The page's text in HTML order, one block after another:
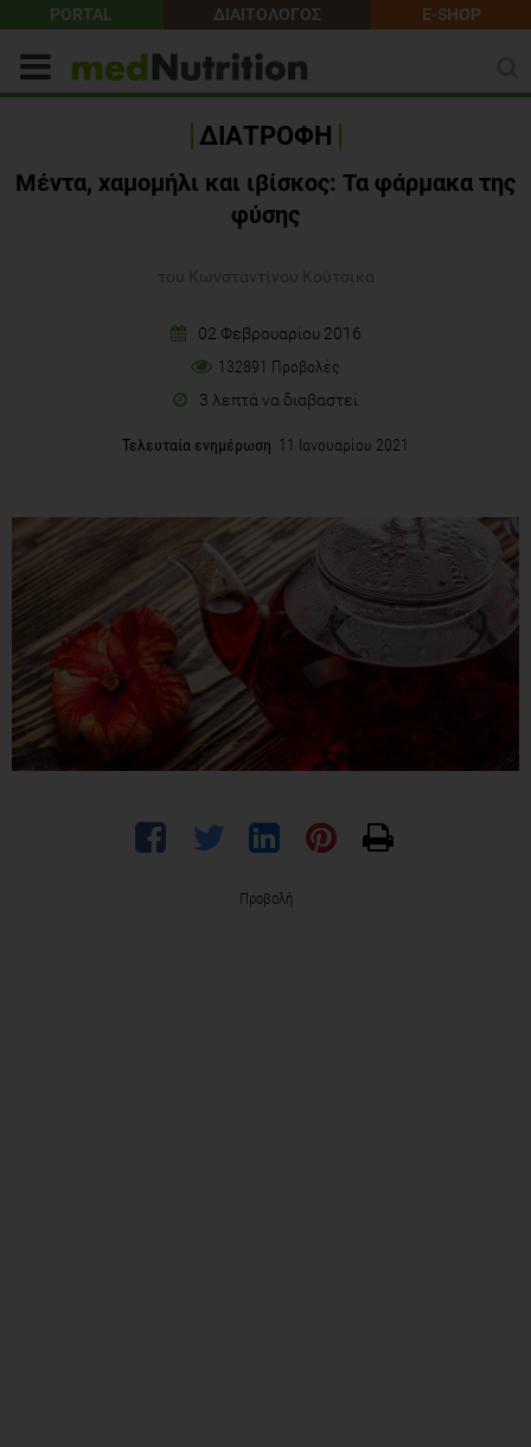
PORTAL ΔΙΑΙΤΟΛΟΓΟΣ E-SHOP
ΔΙΑΤΡΟΦΗ
Μέντα, χαμομήλι και ιβίσκος: Τα φάρμακα της
φύσης
του Κωνσταντίνου Κούτσικα
02 Φεβρουαρίου 2016
132891 Προβολές
3 λεπτά να διαβαστεί
Τελευταία ενημέρωση 11 Ιανουαρίου 2021
Προβολή